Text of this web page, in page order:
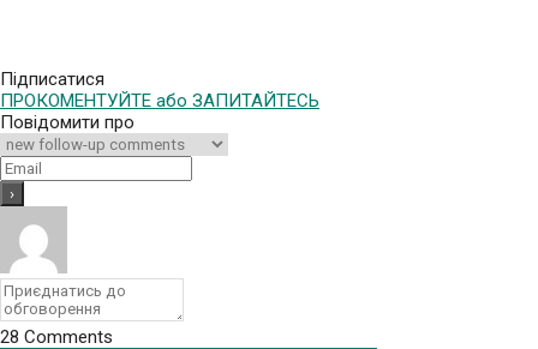
Підписатися
ПРОКОМЕНТУЙТЕ або ЗАПИТАЙТЕСЬ
Повідомити про
28 Comments